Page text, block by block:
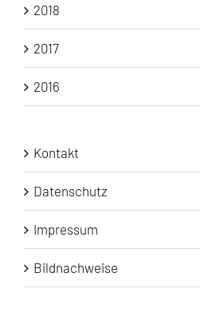
2018
2017
2016
Kontakt
Datenschutz
Impressum
Bildnachweise